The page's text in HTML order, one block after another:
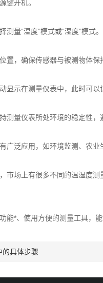
开机。
量“温度”模式或“湿度”模式。
，确保传感器与被测物体保
示在测量仪表中，此时可以
量仪表所处环境的稳定性，
广泛应用，如环境监测、农
场上有很多不同的温湿度测
*、使用方便的测量工具，
的具体步骤